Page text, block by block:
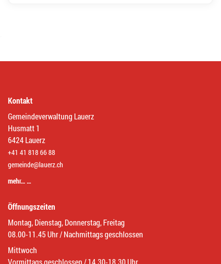
Kontakt
Gemeindeverwaltung Lauerz
Husmatt 1
6424 Lauerz
+41 41 818 66 88
gemeinde@lauerz.ch
mehr… …
Öffnungszeiten
Montag, Dienstag, Donnerstag, Freitag
08.00-11.45 Uhr / Nachmittags geschlossen
Mittwoch
Vormittags geschlossen / 14.30-18.30 Uhr